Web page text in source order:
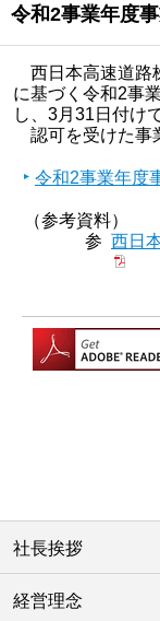
令和2事業年度
西日本高速道路
に基づく令和2事
し、3月31日付け
認可を受けた事
令和2事業年度
（参考資料）
参 西日
社長挨拶
経営理念